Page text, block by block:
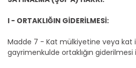
I - ORTAKLIĞIN GİDERİLMESİ:
Madde 7 - Kat mülkiyetine veya kat
gayrimenkulde ortaklığın